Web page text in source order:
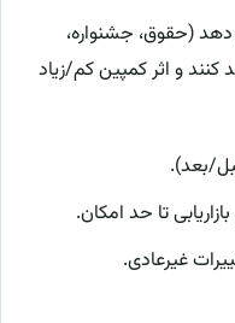
(حقوق، جشنواره،
و اثر کمپین کم/زیاد
بعد).
تا حد امکان.
غیرعادی.